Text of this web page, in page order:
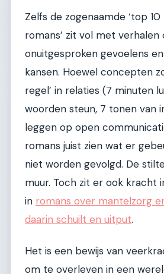
Zelfs de zogenaamde ‘top
romans’ zit vol met verhalen
onuitgesproken gevoelens
kansen. Hoewel concepten
regel’ in relaties (7 minuten
woorden steun, 7 tonen van
leggen op open
romans juist zien wat er
niet worden gevolgd. De
muur. Toch zit er ook kracht
in romans over mantelzorg
daarin schuilt en uitput.
Het is een bewijs van
om te overleven in een